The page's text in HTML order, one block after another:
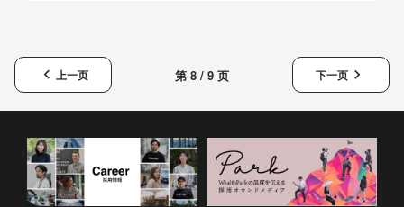
keyboard_arrow_left 上一页 第 8 / 9 页 下一页 keyboard_arrow_right